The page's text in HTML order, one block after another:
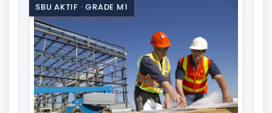
SBU AKTIF · GRADE M1